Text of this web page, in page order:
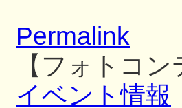
Permalink
【フォトコ
イベント情報